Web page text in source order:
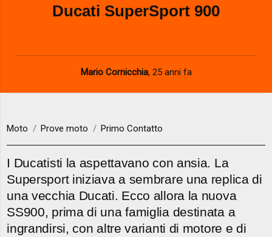
Ducati SuperSport 900
Mario Cornicchia, 25 anni fa
Moto Prove moto Primo Contatto
I Ducatisti la aspettavano con ansia. La
Supersport iniziava a sembrare una replica di
una vecchia Ducati. Ecco allora la nuova
SS900, prima di una famiglia destinata a
ingrandirsi, con altre varianti di motore e di